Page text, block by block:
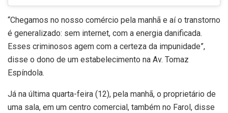
“Chegamos no nosso comércio pela manhã e aí o transtorno
é generalizado: sem internet, com a energia danificada.
Esses criminosos agem com a certeza da impunidade”,
disse o dono de um estabelecimento na Av. Tomaz
Espíndola.
Já na última quarta-feira (12), pela manhã, o proprietário de
uma sala, em um centro comercial, também no Farol, disse